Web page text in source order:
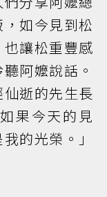
如今見到松
讓松重豐感
阿嬤說話。
逝的先生長
果今天的見
的光榮。」